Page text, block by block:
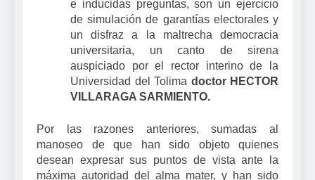
e inducidas preguntas, son un ejercicio
de simulación de garantías electorales y
un disfraz a la maltrecha democracia
universitaria, un canto de sirena
auspiciado por el rector interino de la
Universidad del Tolima doctor HECTOR
VILLARAGA SARMIENTO.
Por las razones anteriores, sumadas al
manoseo de que han sido objeto quienes
desean expresar sus puntos de vista ante la
máxima autoridad del alma mater, y han sido